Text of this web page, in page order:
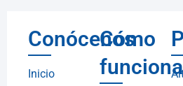
Conócenos
Inicio
Cómo
funciona